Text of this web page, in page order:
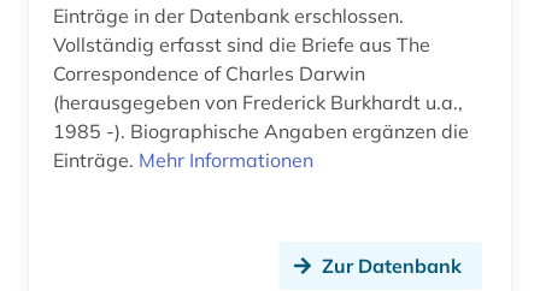
unfallmedizin (1)
usa (1)
vergiftung (2)
Einträge in der Datenbank erschlossen.
Vollständig erfasst sind die Briefe aus The
Correspondence of Charles Darwin
(herausgegeben von Frederick Burkhardt u.a.,
1985 -). Biographische Angaben ergänzen die
Einträge. Mehr Informationen
Zur Datenbank